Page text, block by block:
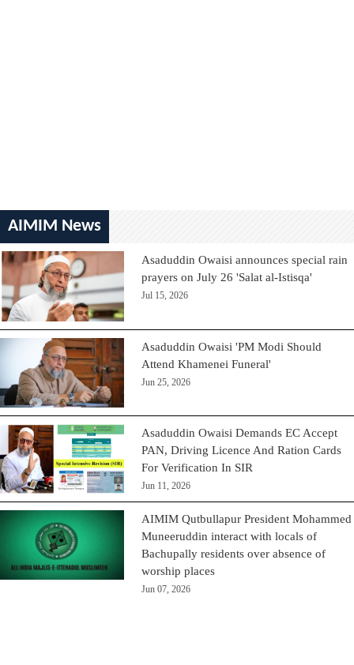
AIMIM News
Asaduddin Owaisi announces special rain
prayers on July 26 'Salat al-Istisqa'
Jul 15, 2026
Asaduddin Owaisi 'PM Modi Should
Attend Khamenei Funeral'
Jun 25, 2026
Asaduddin Owaisi Demands EC Accept
PAN, Driving Licence And Ration Cards
For Verification In SIR
Jun 11, 2026
AIMIM Qutbullapur President Mohammed
Muneeruddin interact with locals of
Bachupally residents over absence of
worship places
Jun 07, 2026